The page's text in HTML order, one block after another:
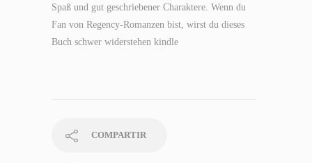
Spaß und gut geschriebener Charaktere. Wenn du
Fan von Regency-Romanzen bist, wirst du dieses
Buch schwer widerstehen kindle
COMPARTIR